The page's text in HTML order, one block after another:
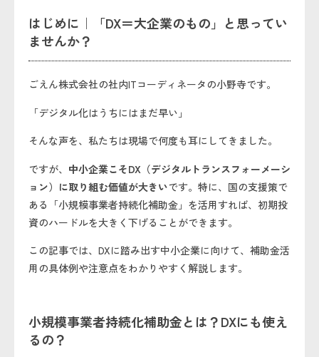
はじめに｜「DX＝大企業のもの」と思ってい
ませんか？
ごえん株式会社の社内ITコーディネータの小野寺です。
「デジタル化はうちにはまだ早い」
そんな声を、私たちは現場で何度も耳にしてきました。
ですが、 中小企業こそDX（デジタルトランスフォーメーシ
ョン）に取り組む価値が大きいです。特に、国の支援策で
ある「小規模事業者持続化補助金」を活用すれば、初期投
資のハードルを大きく下げることができます。
この記事では、DXに踏み出す中小企業に向けて、補助金活
用の具体例や注意点をわかりやすく解説します。
小規模事業者持続化補助金とは？DXにも使え
るの？